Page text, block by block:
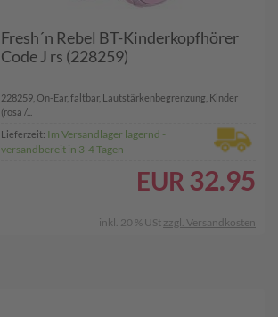
Fresh´n Rebel BT-Kinderkopfhörer
Code J rs (228259)
228259, On-Ear, faltbar, Lautstärkenbegrenzung, Kinder
(rosa /...
Lieferzeit: Im Versandlager lagernd -
versandbereit in 3-4 Tagen
EUR 32.95
inkl. 20 % USt zzgl. Versandkosten